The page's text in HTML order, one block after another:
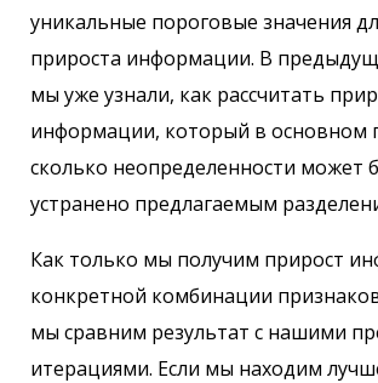
уникальные пороговые значения
прироста информации. В
мы уже узнали, как рассчитать
информации, который в основном
сколько неопределенности может
устранено предлагаемым
Как только мы получим прирост
конкретной комбинации
мы сравним результат с нашими
итерациями. Если мы находим